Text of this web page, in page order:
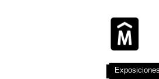
Exposiciones